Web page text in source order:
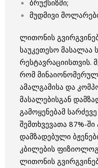
ბრუქსიზმი;
მუდმივი
ლითონის
საუკეთესო მასალაა
რესტავრაციისთვის.
რომ
ამალგამისა და
მასალებისგან
გამოყენებამ
შემთხვევათა 87%-
დამზადებული
კბილების
ლითონის